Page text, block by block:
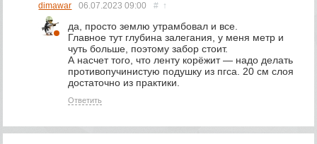
dimawar 06.07.2023 09:00 # ↑
да, просто землю утрамбовал и все.
Главное тут глубина залегания, у меня метр и
чуть больше, поэтому забор стоит.
А насчет того, что ленту корёжит — надо делать
противопучинистую подушку из пгса. 20 см слоя
достаточно из практики.
Ответить